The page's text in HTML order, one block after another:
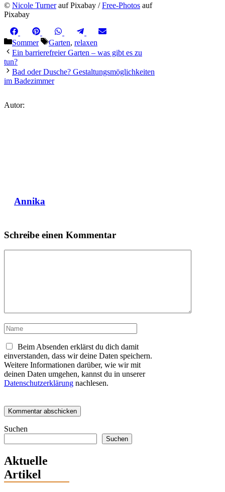
© Nicole Turnerauf Pixabay /Free-Photos auf
Pixabay
Share
on
FacebookShare
on
Pinterest Share
on
WhatsAppShare
on
TelegramShare
Kategorien
Sommer Schlagwörter
Garten, relaxen
Ein barrierefreier Garten – was gibt es zu
tun?
Bad oder Dusche? Gestaltungsmöglichkeiten
im Badezimmer
Autor:
Annika
Schreibe einen Kommentar
Name
Beim Absenden erklärst du dich damit
einverstanden, dass wir deine Daten speichern.
Weitere Informationen darüber, wie wir mit
deinen Daten umgehen, kannst du in unserer
Datenschutzerklärung nachlesen.
Suchen
Suchen
Aktuelle
Artikel